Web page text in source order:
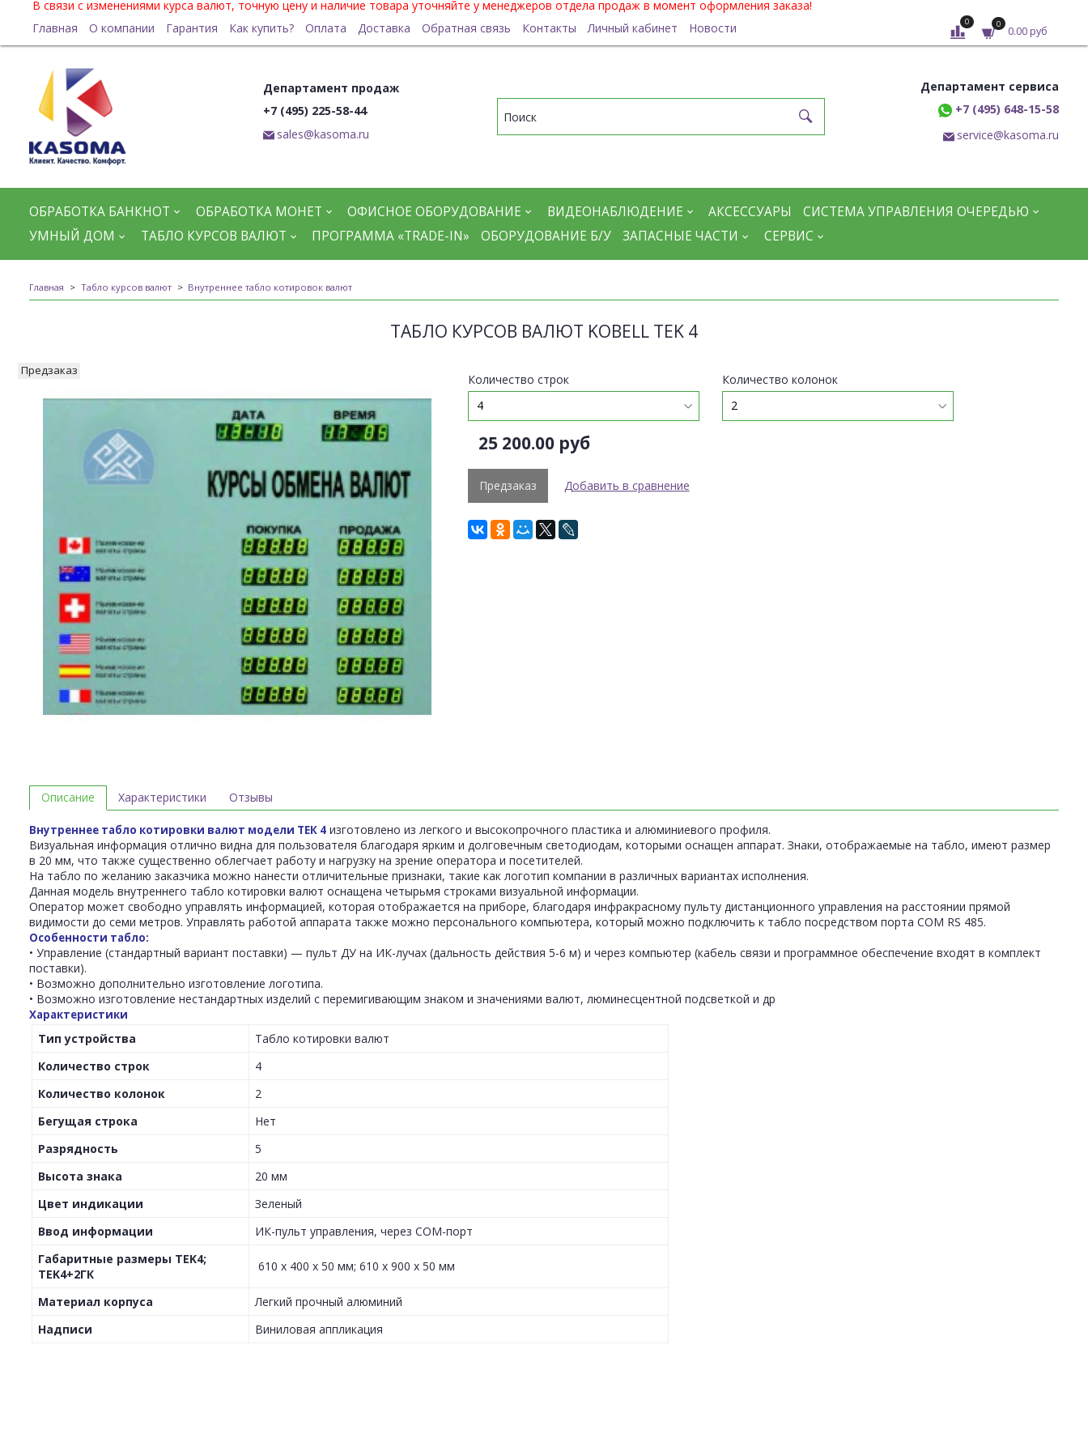
В связи с изменениями курса валют, точную цену и наличие товара уточняйте у менеджеров отдела продаж в момент оформления заказа!
Главная
О компании Гарантия Как купить? Оплата Доставка Обратная связь Контакты Личный кабинет Новости 0 0
0.00 руб
Департамент продаж
+7 (495) 225-58-44
sales@kasoma.ru
Департамент сервиса
+7 (495) 648-15-58
service@kasoma.ru
ОБРАБОТКА БАНКНОТ ОБРАБОТКА МОНЕТ ОФИСНОЕ ОБОРУДОВАНИЕ ВИДЕОНАБЛЮДЕНИЕ АКСЕССУАРЫ
СИСТЕМА УПРАВЛЕНИЯ ОЧЕРЕДЬЮ
УМНЫЙ ДОМ
ТАБЛО КУРСОВ ВАЛЮТ ПРОГРАММА «TRADE-IN» ОБОРУДОВАНИЕ Б/У ЗАПАСНЫЕ ЧАСТИ СЕРВИС
Главная Табло курсов валют Внутреннее табло котировок валют
ТАБЛО КУРСОВ ВАЛЮТ KOBELL TEK 4
Предзаказ
Количество строк Количество колонок
25 200.00 руб
Предзаказ Добавить в сравнение
Описание
Внутреннее табло котировки валют модели ТЕК 4 изготовлено из легкого и высокопрочного пластика и алюминиевого профиля.
Визуальная информация отлично видна для пользователя благодаря ярким и долговечным светодиодам, которыми оснащен аппарат. Знаки, отображаемые на табло, имеют размер
в 20 мм, что также существенно облегчает работу и нагрузку на зрение оператора и посетителей.
На табло по желанию заказчика можно нанести отличительные признаки, такие как логотип компании в различных вариантах исполнения.
Данная модель внутреннего табло котировки валют оснащена четырьмя строками визуальной информации.
Оператор может свободно управлять информацией, которая отображается на приборе, благодаря инфракрасному пульту дистанционного управления на расстоянии прямой
видимости до семи метров. Управлять работой аппарата также можно персонального компьютера, который можно подключить к табло посредством порта СОМ RS 485.
Особенности табло:
• Управление (стандартный вариант поставки) — пульт ДУ на ИК-лучах (дальность действия 5-6 м) и через компьютер (кабель связи и программное обеспечение входят в комплект
поставки).
• Возможно дополнительно изготовление логотипа.
• Возможно изготовление нестандартных изделий с перемигивающим знаком и значениями валют, люминесцентной подсветкой и др
Характеристики
Тип устройства
Табло котировки валют
Количество строк
4
Количество колонок
2
Бегущая строка
Нет
Разрядность
5
Высота знака
20 мм
Цвет индикации
Зеленый
Ввод информации
ИК-пульт управления, через COM-порт
Габаритные размеры TEK4;
TEK4+2ГК
610 х 400 х 50 мм; 610 х 900 х 50 мм
Материал корпуса
Легкий прочный алюминий
Надписи
Виниловая аппликация
Характеристики Отзывы